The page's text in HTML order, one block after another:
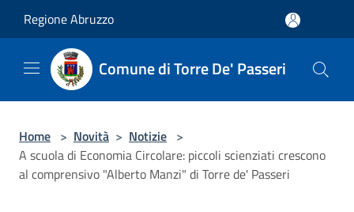
Regione Abruzzo
Comune di Torre De' Passeri
Home > Novità > Notizie >
A scuola di Economia Circolare: piccoli scienziati crescono
al comprensivo "Alberto Manzi" di Torre de' Passeri